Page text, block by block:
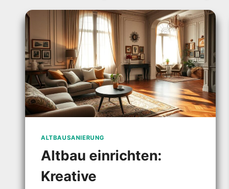
ALTBAUSANIERUNG
Altbau einrichten:
Kreative